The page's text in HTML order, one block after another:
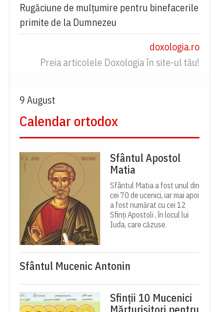
Rugăciune de mulțumire pentru binefacerile
primite de la Dumnezeu
doxologia.ro
Preia articolele Doxologia în site-ul tău!
9 August
Calendar ortodox
Sfântul Apostol
Matia
Sfântul Matia a fost unul din
cei 70 de ucenici, iar mai apoi
a fost numărat cu cei 12
Sfinți Apostoli , în locul lui
Iuda, care căzuse.
Sfântul Mucenic Antonin
Sfinții 10 Mucenici
Mărturisitori pentru